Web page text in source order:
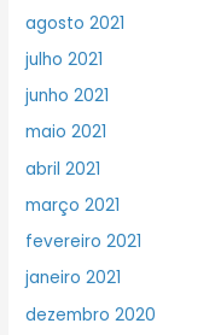
agosto 2021
julho 2021
junho 2021
maio 2021
abril 2021
março 2021
fevereiro 2021
janeiro 2021
dezembro 2020